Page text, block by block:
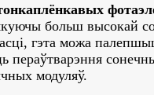
больш высокай
гэта можа
пераўтварэння
модуляў.